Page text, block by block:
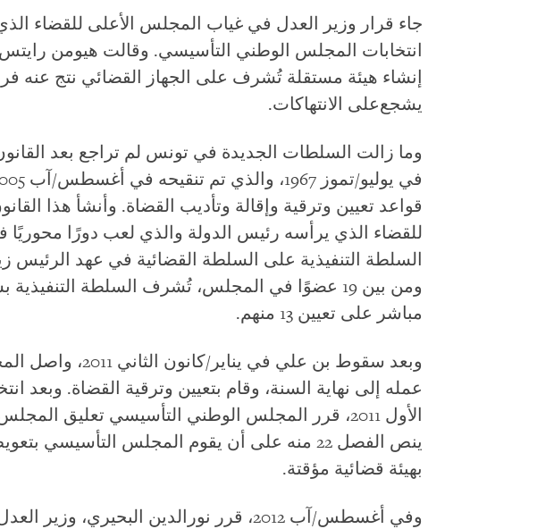
جاء قرار وزير العدل في غياب المجلس الأعلى للقضاء
انتخابات المجلس الوطني التأسيسي. وقالت هيومن
إنشاء هيئة مستقلة تُشرف على الجهاز القضائي نتج عنه
يشجععلى الانتهاكات.
قواعد تعيين وترقية وإقالة وتأديب القضاة. وأنشأ هذا
للقضاء الذي يرأسه رئيس الدولة والذي لعب دورًا
السلطة التنفيذية على السلطة القضائية في عهد الرئيس
ومن بين 19 عضوًا في المجلس، تُشرف السلطة
مباشر على تعيين 13 منهم.
وبعد سقوط بن علي في
عمله إلى نهاية السنة، وقام بتعيين وترقية القضاة. وبعد
الأول 2011، قرر المجلس الوطني التأسيسي تعليق
ينص الفصل 22 منه على أن يقوم المجلس التأسيسي
بهيئة قضائية مؤقتة.
وفي أغسطس/آب 2012، قرر نورالدين البحيري،